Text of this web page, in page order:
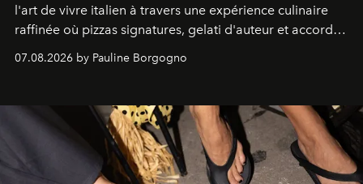
l'art de vivre italien à travers une expérience culinaire
raffinée où pizzas signatures, gelati d'auteur et accords
d'exception composent un véritable voyage sensoriel.
07.08.2026 by Pauline Borgogno